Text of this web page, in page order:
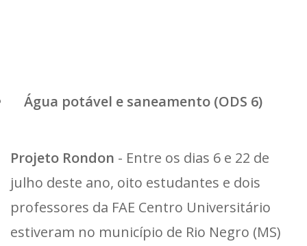
Água potável e saneamento (ODS 6)
Projeto Rondon - Entre os dias 6 e 22 de
julho deste ano, oito estudantes e dois
professores da FAE Centro Universitário
estiveram no município de Rio Negro (MS)